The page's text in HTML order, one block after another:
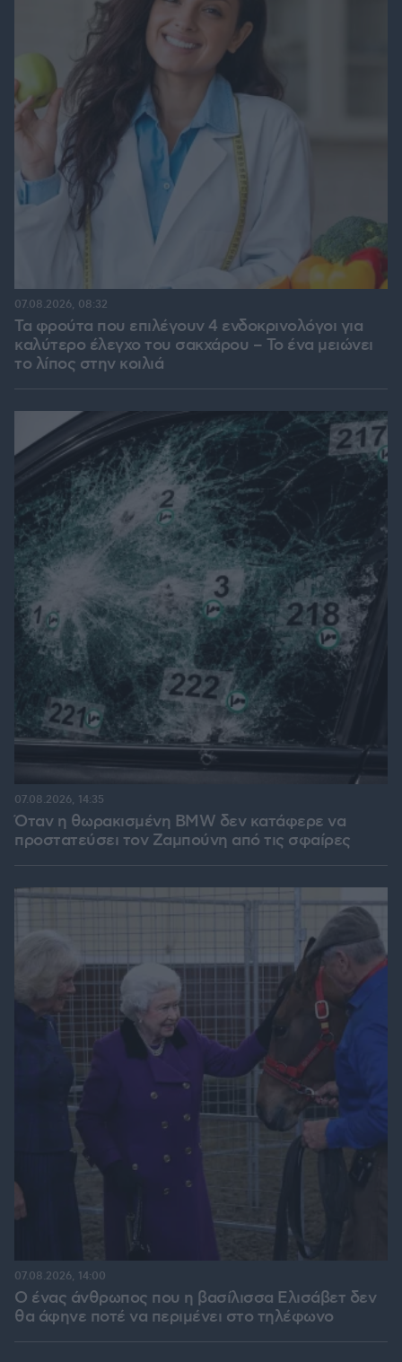
Τα φρούτα που επιλέγουν 4 ενδοκρινολόγοι για
καλύτερο έλεγχο του σακχάρου – Το ένα μειώνει
το λίπος στην κοιλιά
07.08.2026, 08:32
Όταν η θωρακισμένη BMW δεν κατάφερε να
προστατεύσει τον Ζαμπούνη από τις σφαίρες
07.08.2026, 14:35
Ο ένας άνθρωπος που η βασίλισσα Ελισάβετ δεν
θα άφηνε ποτέ να περιμένει στο τηλέφωνο
07.08.2026, 14:00